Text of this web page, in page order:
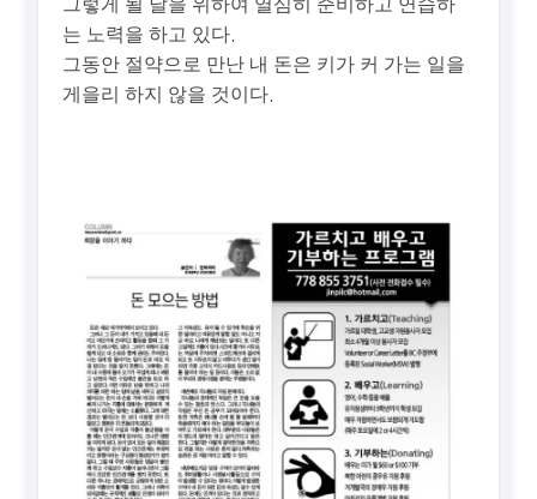
는 노력을 하고 있다.
그동안 절약으로 만난 내 돈은 키가 커 가는 일을
게을리 하지 않을 것이다.